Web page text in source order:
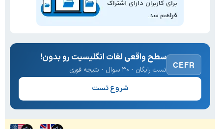
CEFR
سطح واقعی لغات انگلیسیت رو بدون!
تست رایگان · ۳۰ سوال · نتیجه فوری
شروع تست